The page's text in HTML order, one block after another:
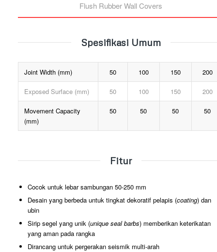
Flush Rubber Wall Covers
Spesifikasi Umum
Joint Width (mm) 50 100 150 200
Exposed Surface (mm) 50 100 150 200
Movement Capacity
(mm)
50 50 50 50
Fitur
Cocok untuk lebar sambungan 50-250 mm
Desain yang berbeda untuk tingkat dekoratif pelapis (coating) dan
ubin
Sirip segel yang unik (unique seal barbs) memberikan keterikatan
yang aman pada rangka
Dirancang untuk pergerakan seismik multi-arah